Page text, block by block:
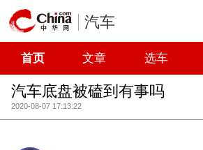
汽车
首页 文章 选车
汽车底盘被磕到有事吗
2020-08-07 17:13:22